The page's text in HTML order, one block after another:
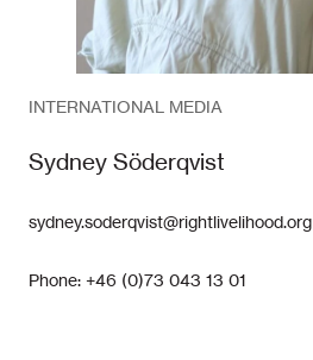
INTERNATIONAL MEDIA
Sydney Söderqvist
sydney.soderqvist@rightlivelihood.org
Phone: +46 (0)73 043 13 01